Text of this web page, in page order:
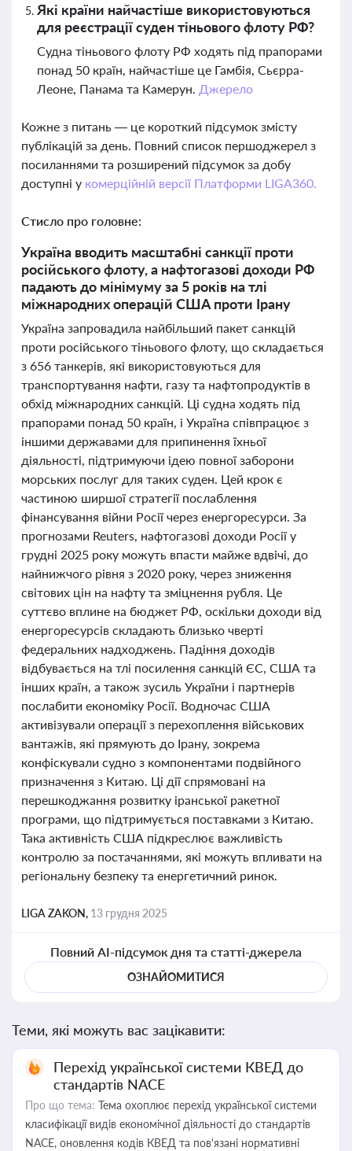
Які країни найчастіше використовуються
для реєстрації суден тіньового флоту РФ?
Судна тіньового флоту РФ ходять під прапорами
понад 50 країн, найчастіше це Гамбія, Сьєрра-
Леоне, Панама та Камерун. Джерело
Кожне з питань — це короткий підсумок змісту
публікацій за день. Повний список першоджерел з
посиланнями та розширений підсумок за добу
доступні у комерційній версії Платформи LIGA360.
Стисло про головне:
Україна вводить масштабні санкції проти
російського флоту, а нафтогазові доходи РФ
падають до мінімуму за 5 років на тлі
міжнародних операцій США проти Ірану
Україна запровадила найбільший пакет санкцій
проти російського тіньового флоту, що складається
з 656 танкерів, які використовуються для
транспортування нафти, газу та нафтопродуктів в
обхід міжнародних санкцій. Ці судна ходять під
прапорами понад 50 країн, і Україна співпрацює з
іншими державами для припинення їхньої
діяльності, підтримуючи ідею повної заборони
морських послуг для таких суден. Цей крок є
частиною ширшої стратегії послаблення
фінансування війни Росії через енергоресурси. За
прогнозами Reuters, нафтогазові доходи Росії у
грудні 2025 року можуть впасти майже вдвічі, до
найнижчого рівня з 2020 року, через зниження
світових цін на нафту та зміцнення рубля. Це
суттєво вплине на бюджет РФ, оскільки доходи від
енергоресурсів складають близько чверті
федеральних надходжень. Падіння доходів
відбувається на тлі посилення санкцій ЄС, США та
інших країн, а також зусиль України і партнерів
послабити економіку Росії. Водночас США
активізували операції з перехоплення військових
вантажів, які прямують до Ірану, зокрема
конфіскували судно з компонентами подвійного
призначення з Китаю. Ці дії спрямовані на
перешкоджання розвитку іранської ракетної
програми, що підтримується поставками з Китаю.
Така активність США підкреслює важливість
контролю за постачаннями, які можуть впливати на
регіональну безпеку та енергетичний ринок.
LIGA ZAKON, 13 грудня 2025
Повний AI-підсумок дня та статті-джерела
ОЗНАЙОМИТИСЯ
Теми, які можуть вас зацікавити:
Перехід української системи КВЕД до
стандартів NACE
Про що тема: Тема охоплює перехід української системи
класифікації видів економічної діяльності до стандартів
NACE, оновлення кодів КВЕД та пов'язані нормативні